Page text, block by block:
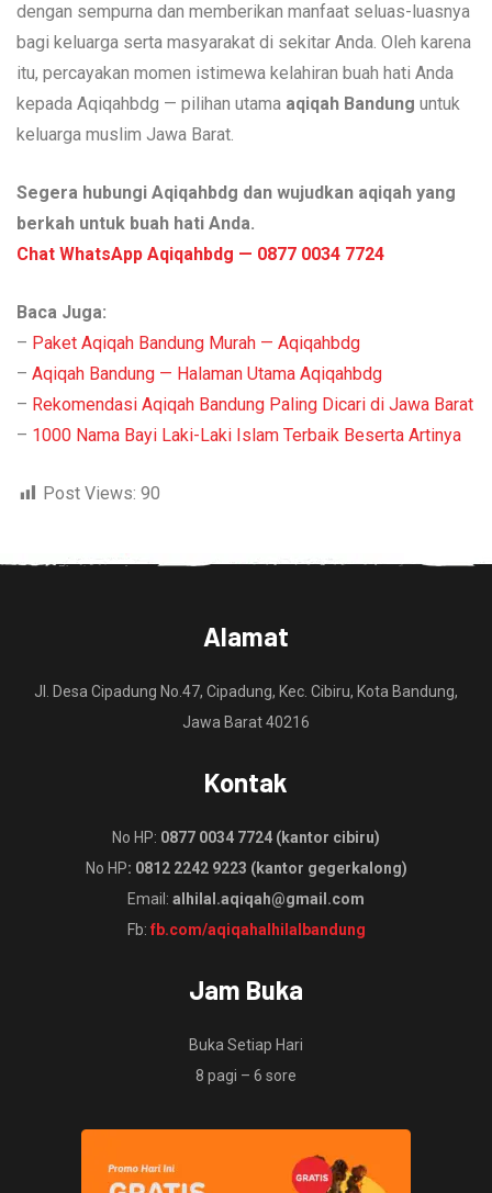
dengan sempurna dan memberikan manfaat seluas-luasnya
bagi keluarga serta masyarakat di sekitar Anda. Oleh karena
itu, percayakan momen istimewa kelahiran buah hati Anda
kepada Aqiqahbdg — pilihan utama aqiqah Bandung untuk
keluarga muslim Jawa Barat.
Segera hubungi Aqiqahbdg dan wujudkan aqiqah yang
berkah untuk buah hati Anda.
Chat WhatsApp Aqiqahbdg — 0877 0034 7724
Baca Juga:
– Paket Aqiqah Bandung Murah — Aqiqahbdg
– Aqiqah Bandung — Halaman Utama Aqiqahbdg
– Rekomendasi Aqiqah Bandung Paling Dicari di Jawa Barat
– 1000 Nama Bayi Laki-Laki Islam Terbaik Beserta Artinya
Post Views: 90
Alamat
Jl. Desa Cipadung No.47, Cipadung, Kec. Cibiru, Kota Bandung,
Jawa Barat 40216
Kontak
No HP: 0877 0034 7724 (kantor cibiru)
No HP: 0812 2242 9223 (kantor gegerkalong)
Email: alhilal.aqiqah@gmail.com
Fb: fb.com/aqiqahalhilalbandung
Jam Buka
Buka Setiap Hari
8 pagi – 6 sore